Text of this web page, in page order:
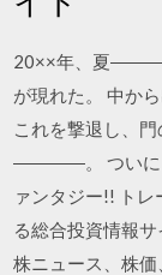
20××年、夏―――
が現れた。 中か
これを撃退し、
――――。 ついに
ァンタジー!! ト
る総合投資情報
株ニュース、株